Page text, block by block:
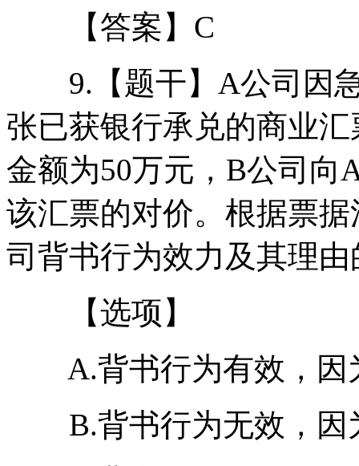
【答案】C
9.【题干】A公司因急
张已获银行承兑的商业
金额为50万元，B公司向
该汇票的对价。根据票
司背书行为效力及其理
【选项】
A.背书行为有效，因
B.背书行为无效，因